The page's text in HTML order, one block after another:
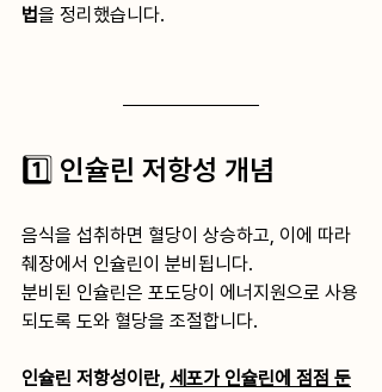
법을 정리했습니다.
1️⃣ 인슐린 저항성 개념
음식을 섭취하면 혈당이 상승하고, 이에 따라
췌장에서 인슐린이 분비됩니다.
분비된 인슐린은 포도당이 에너지원으로 사용
되도록 도와 혈당을 조절합니다.
인슐린 저항성이란, 세포가 인슐린에 점점 둔